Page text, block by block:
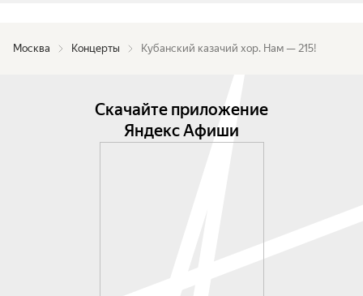
Москва Концерты Кубанский казачий хор. Нам — 215!
Скачайте приложение
Яндекс Афиши